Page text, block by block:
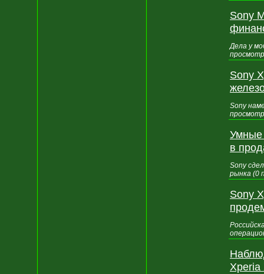
Sony
Дела у
Sony
Sony
Умные
в
Sony
рынка (0
Sony
Xperia